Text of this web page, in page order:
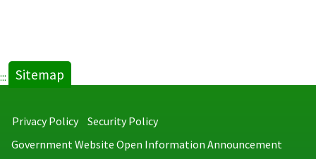
::: Sitemap
Privacy Policy
Security Policy
Government Website Open Information Announcement